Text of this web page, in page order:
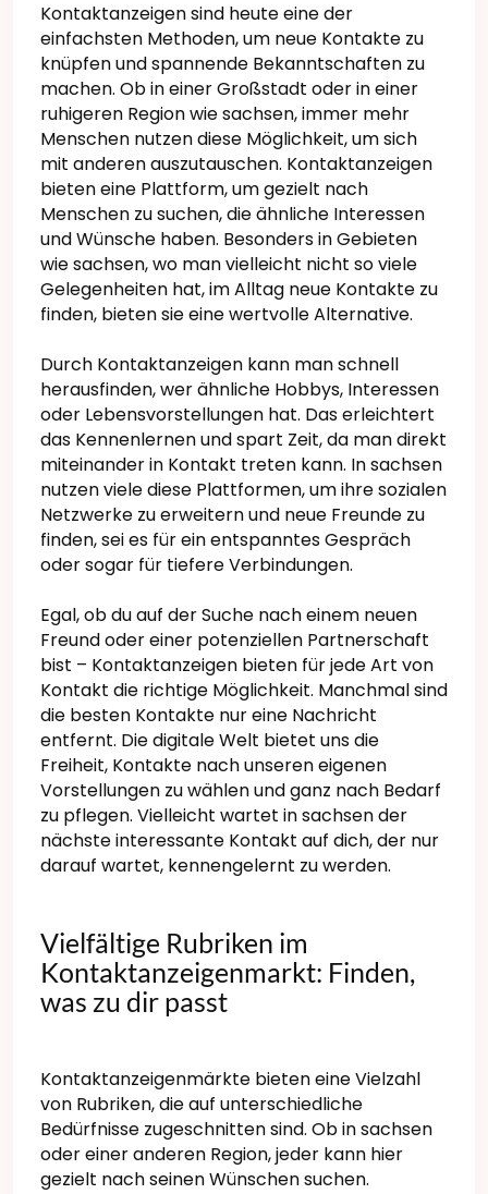
Kontaktanzeigen sind heute eine der
einfachsten Methoden, um neue Kontakte zu
knüpfen und spannende Bekanntschaften zu
machen. Ob in einer Großstadt oder in einer
ruhigeren Region wie sachsen, immer mehr
Menschen nutzen diese Möglichkeit, um sich
mit anderen auszutauschen. Kontaktanzeigen
bieten eine Plattform, um gezielt nach
Menschen zu suchen, die ähnliche Interessen
und Wünsche haben. Besonders in Gebieten
wie sachsen, wo man vielleicht nicht so viele
Gelegenheiten hat, im Alltag neue Kontakte zu
finden, bieten sie eine wertvolle Alternative.
Durch Kontaktanzeigen kann man schnell
herausfinden, wer ähnliche Hobbys, Interessen
oder Lebensvorstellungen hat. Das erleichtert
das Kennenlernen und spart Zeit, da man direkt
miteinander in Kontakt treten kann. In sachsen
nutzen viele diese Plattformen, um ihre sozialen
Netzwerke zu erweitern und neue Freunde zu
finden, sei es für ein entspanntes Gespräch
oder sogar für tiefere Verbindungen.
Egal, ob du auf der Suche nach einem neuen
Freund oder einer potenziellen Partnerschaft
bist – Kontaktanzeigen bieten für jede Art von
Kontakt die richtige Möglichkeit. Manchmal sind
die besten Kontakte nur eine Nachricht
entfernt. Die digitale Welt bietet uns die
Freiheit, Kontakte nach unseren eigenen
Vorstellungen zu wählen und ganz nach Bedarf
zu pflegen. Vielleicht wartet in sachsen der
nächste interessante Kontakt auf dich, der nur
darauf wartet, kennengelernt zu werden.
Vielfältige Rubriken im
Kontaktanzeigenmarkt: Finden,
was zu dir passt
Kontaktanzeigenmärkte bieten eine Vielzahl
von Rubriken, die auf unterschiedliche
Bedürfnisse zugeschnitten sind. Ob in sachsen
oder einer anderen Region, jeder kann hier
gezielt nach seinen Wünschen suchen.